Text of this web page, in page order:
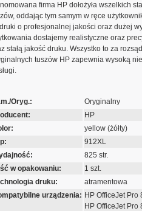
firma HP dołożyła wszelkich
oddając tym samym w ręce
o profesjonalnej jakości oraz dużej
dostajemy realistyczne oraz
stałą jakość druku. Wszystko to za
tuszów HP zapewnia wysoką
Oryg.:
Oryginalny
HP
yellow (żółty)
912XL
825 str.
w opakowaniu:
1 szt.
druku:
atramentowa
urządzenia: HP OfficeJet Pro
HP OfficeJet Pro